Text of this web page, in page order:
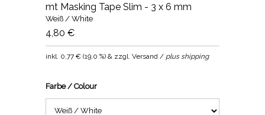
mt Masking Tape Slim - 3 x 6 mm
Weiß / White
4,80 €
inkl. 0,77 € (19,0 %) & zzgl. Versand / plus shipping
Farbe / Colour